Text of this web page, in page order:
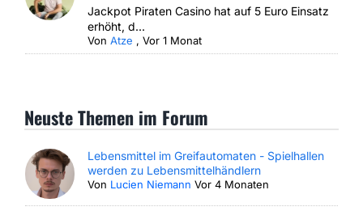
Jackpot Piraten Casino hat auf 5 Euro Einsatz
erhöht, d...
VonAtze ,Vor 1 Monat
Neuste Themen im Forum
Lebensmittel im Greifautomaten - Spielhallen
werden zu Lebensmittelhändlern
Von Lucien Niemann Vor 4 Monaten